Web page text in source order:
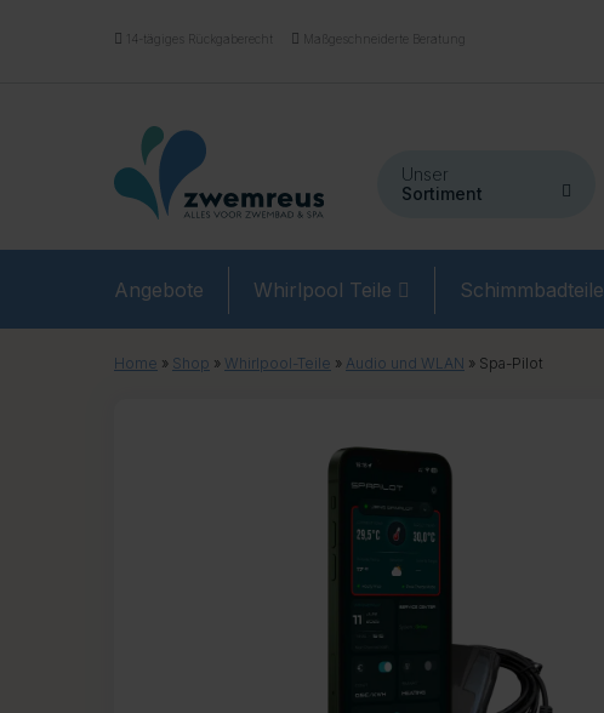
14-tägiges Rückgaberecht Maßgeschneiderte Beratung
Unser
Sortiment
Angebote Whirlpool Teile Schimmbadteile
Home » Shop » Whirlpool-Teile » Audio und WLAN » Spa-Pilot